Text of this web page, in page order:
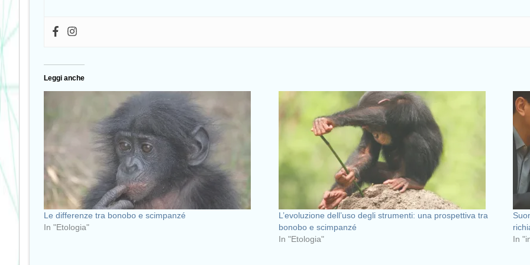
Leggi anche
Le differenze tra bonobo e scimpanzé
In "Etologia"
L’evoluzione dell’uso degli strumenti: una prospettiva tra
bonobo e scimpanzé
In "Etologia"
In